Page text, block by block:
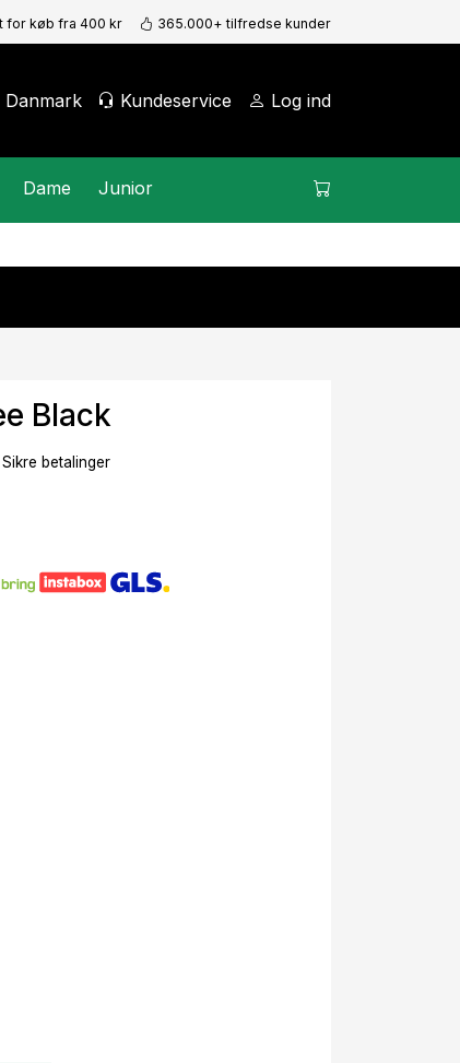
for køb fra 400 kr 365.000+ tilfredse kunder
Danmark Kundeservice Log ind
Dame Junior
Black
Sikre betalinger